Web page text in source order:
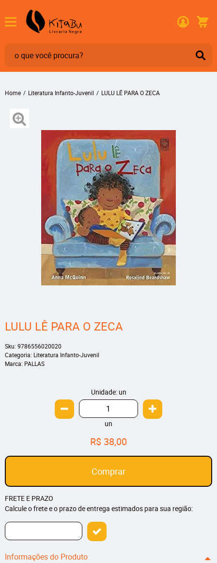
Home Literatura Infanto-Juvenil LULU LÊ PARA O ZECA
LULU LÊ PARA O ZECA
Sku: 9786556020020
Categoria: Literatura Infanto-Juvenil
Marca: PALLAS
Unidade: un
un
R$ 38,00
Comprar
FRETE E PRAZO
Calcule o frete e o prazo de entrega estimados para sua região:
Informações do Produto